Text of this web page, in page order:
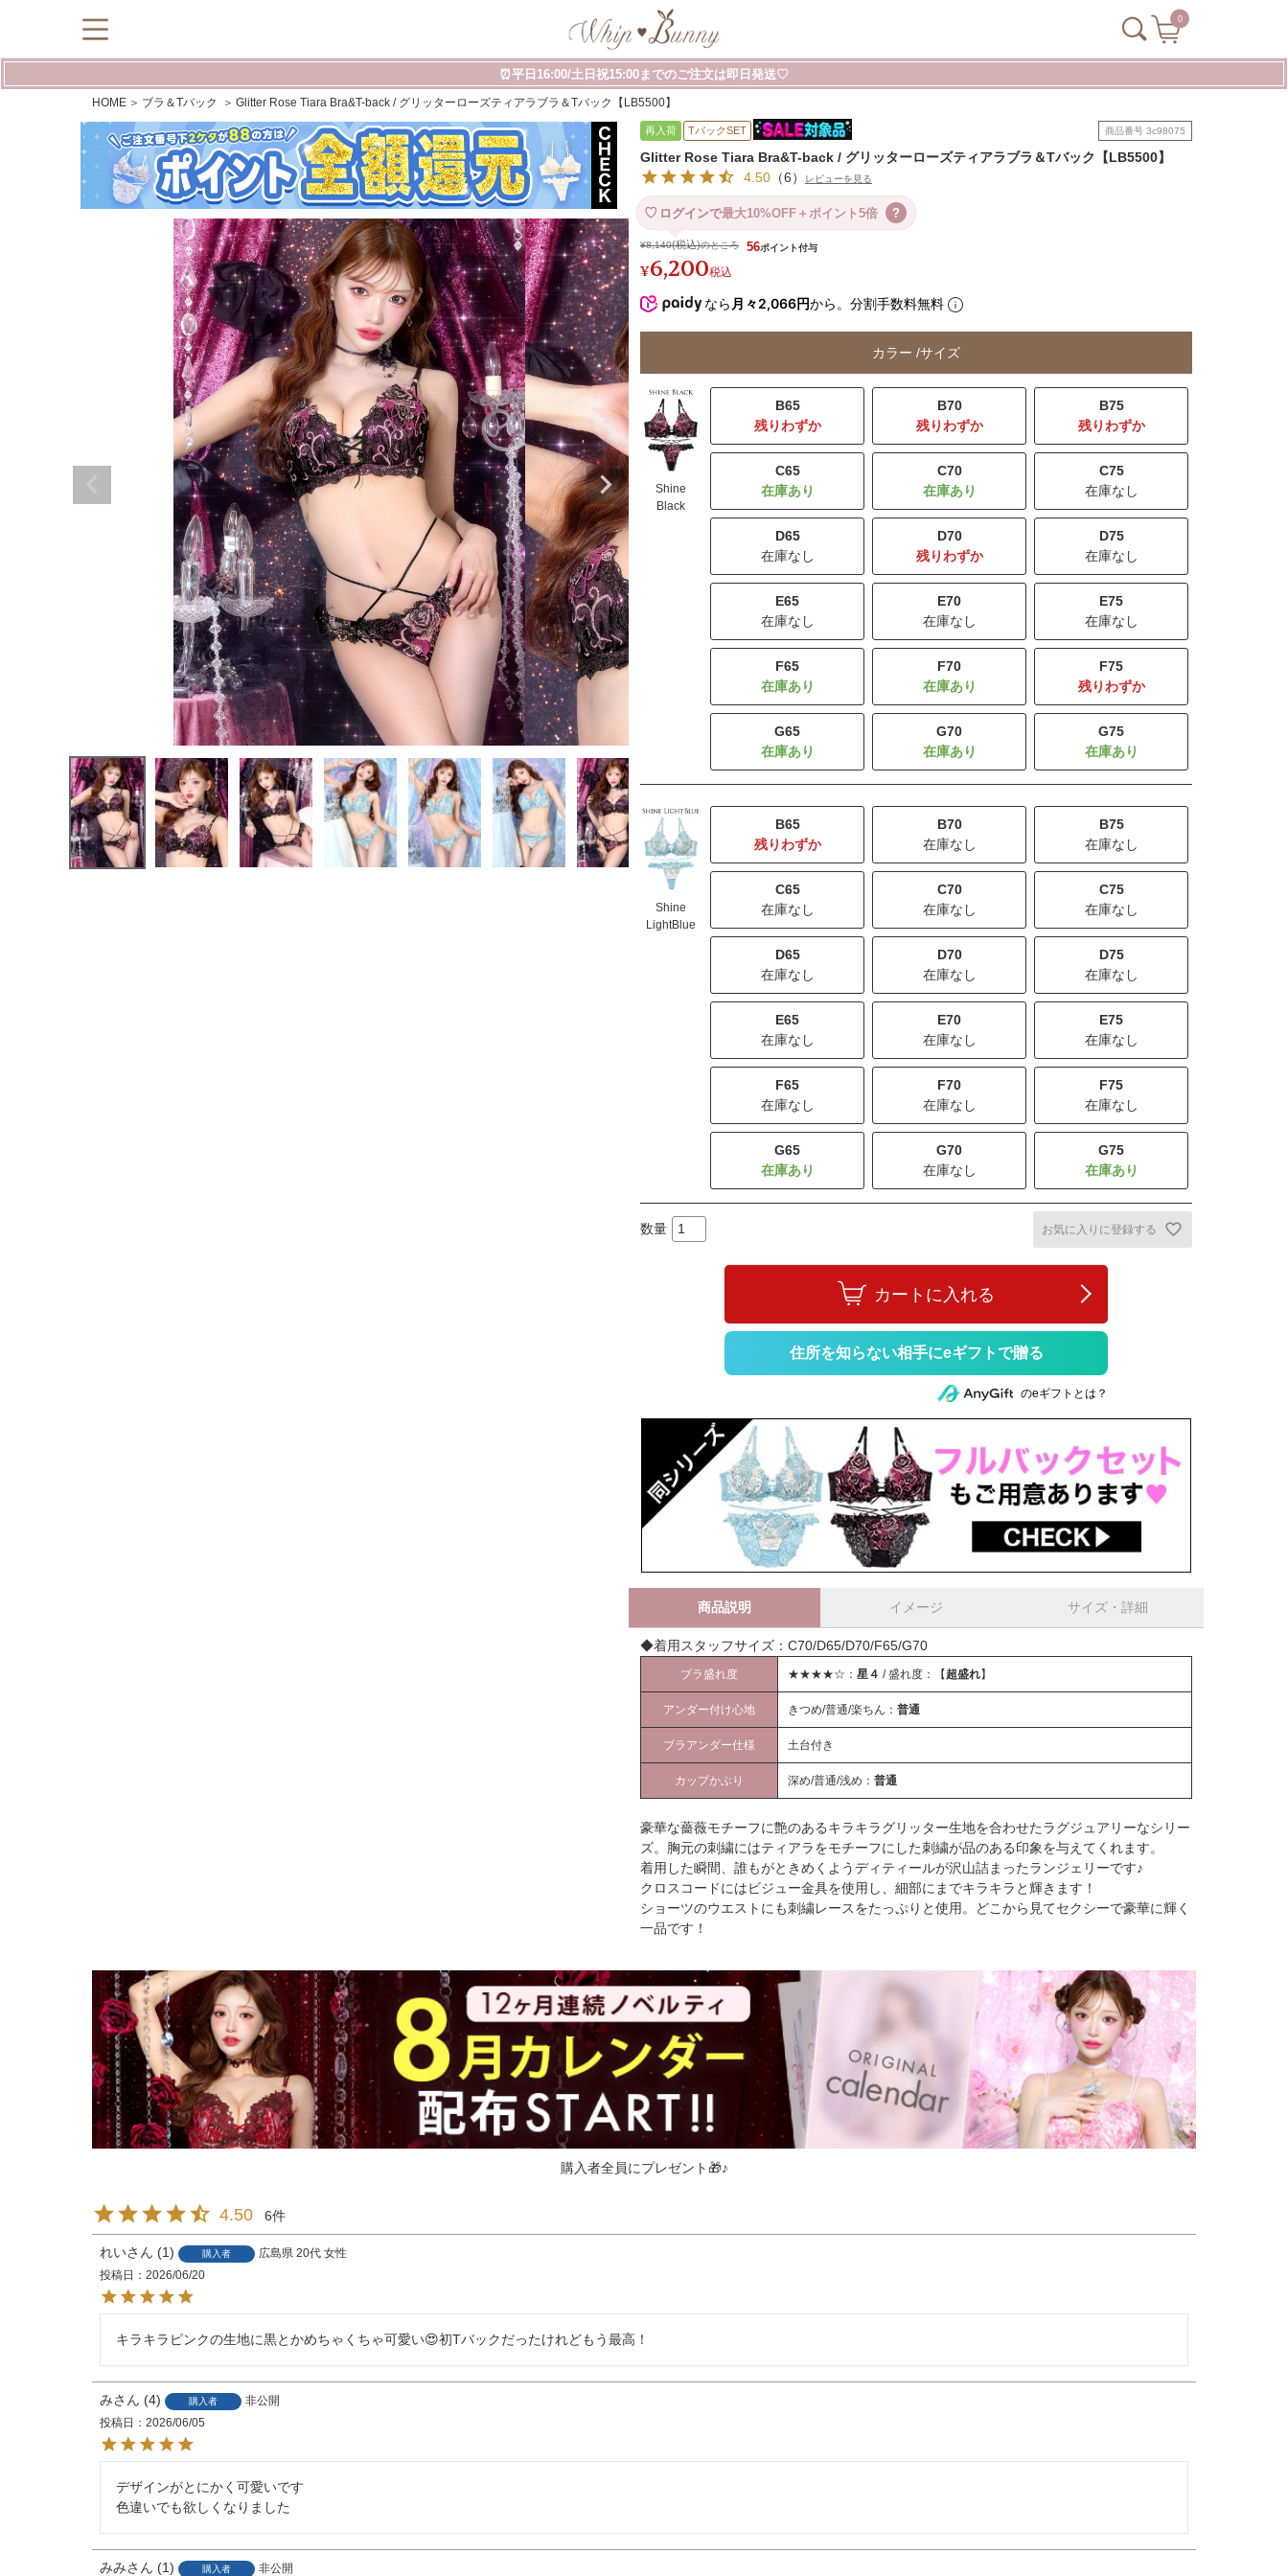
0
⏰平日16:00/土日祝15:00までのご注文は即日発送♡
HOME ブラ＆Tバック Glitter Rose Tiara Bra&T-back / グリッターローズティアラブラ＆Tバック【LB5500】
再入荷 TバックSET 商品番号 3c98075
Glitter Rose Tiara Bra&T-back / グリッターローズティアラブラ＆Tバック【LB5500】
4.50 （6） レビューを見る
ログインで最大10%OFF＋ポイント5倍 ?
¥8,140 のところ
¥6,200税込
56
なら 月々2,066円から。分割手数料無料
カラー サイズ
Shine
Black
B65
残りわずか
B70
残りわずか
B75
残りわずか
C65 C70
C75
在庫なし
D65
在庫なし
D70
残りわずか
D75
在庫なし
E65
在庫なし
E70
在庫なし
E75
在庫なし
F65 F70
F75
残りわずか
G65 G70 G75
Shine
LightBlue
B65
残りわずか
B70
在庫なし
B75
在庫なし
C65
在庫なし
C70
在庫なし
C75
在庫なし
D65
在庫なし
D70
在庫なし
D75
在庫なし
E65
在庫なし
E70
在庫なし
E75
在庫なし
F65
在庫なし
F70
在庫なし
F75
在庫なし
G65
G70
在庫なし
G75
お気に入りに登録する
カートに入れる
住所を知らない相手にeギフトで贈る
のeギフトとは？
商品説明 イメージ サイズ・詳細
◆着用スタッフサイズ：C70/D65/D70/F65/G70
ブラ盛れ度 ★★★★☆： 星４ / 盛れ度：【超盛れ】
アンダー付け心地 きつめ/普通/楽ちん： 普通
ブラアンダー仕様 土台付き
カップかぶり 深め/普通/浅め： 普通
豪華な薔薇モチーフに艶のあるキラキラグリッター生地を合わせたラグジュアリーなシリー
ズ。胸元の刺繍にはティアラをモチーフにした刺繍が品のある印象を与えてくれます。
着用した瞬間、誰もがときめくようディティールが沢山詰まったランジェリーです♪
クロスコードにはビジュー金具を使用し、細部にまでキラキラと輝きます！
ショーツのウエストにも刺繍レースをたっぷりと使用。どこから見てセクシーで豪華に輝く
一品です！
購入者全員にプレゼント🎁♪
4.50 6
れい 1 購入者 広島県 20代 女性
投稿日
2026/06/20
キラキラピンクの生地に黒とかめちゃくちゃ可愛い😍初Tバックだったけれどもう最高！
み 4 購入者
非公開
投稿日
2026/06/05
デザインがとにかく可愛いです
色違いでも欲しくなりました
みみ 1 購入者
非公開